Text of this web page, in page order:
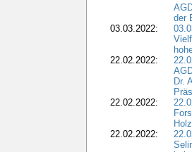
der
03.03.2022:
22.02.2022:
Dr.
22.02.2022:
22.02.2022: